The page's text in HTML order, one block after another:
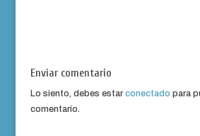
Enviar comentario
Lo siento, debes estarconectado para
comentario.